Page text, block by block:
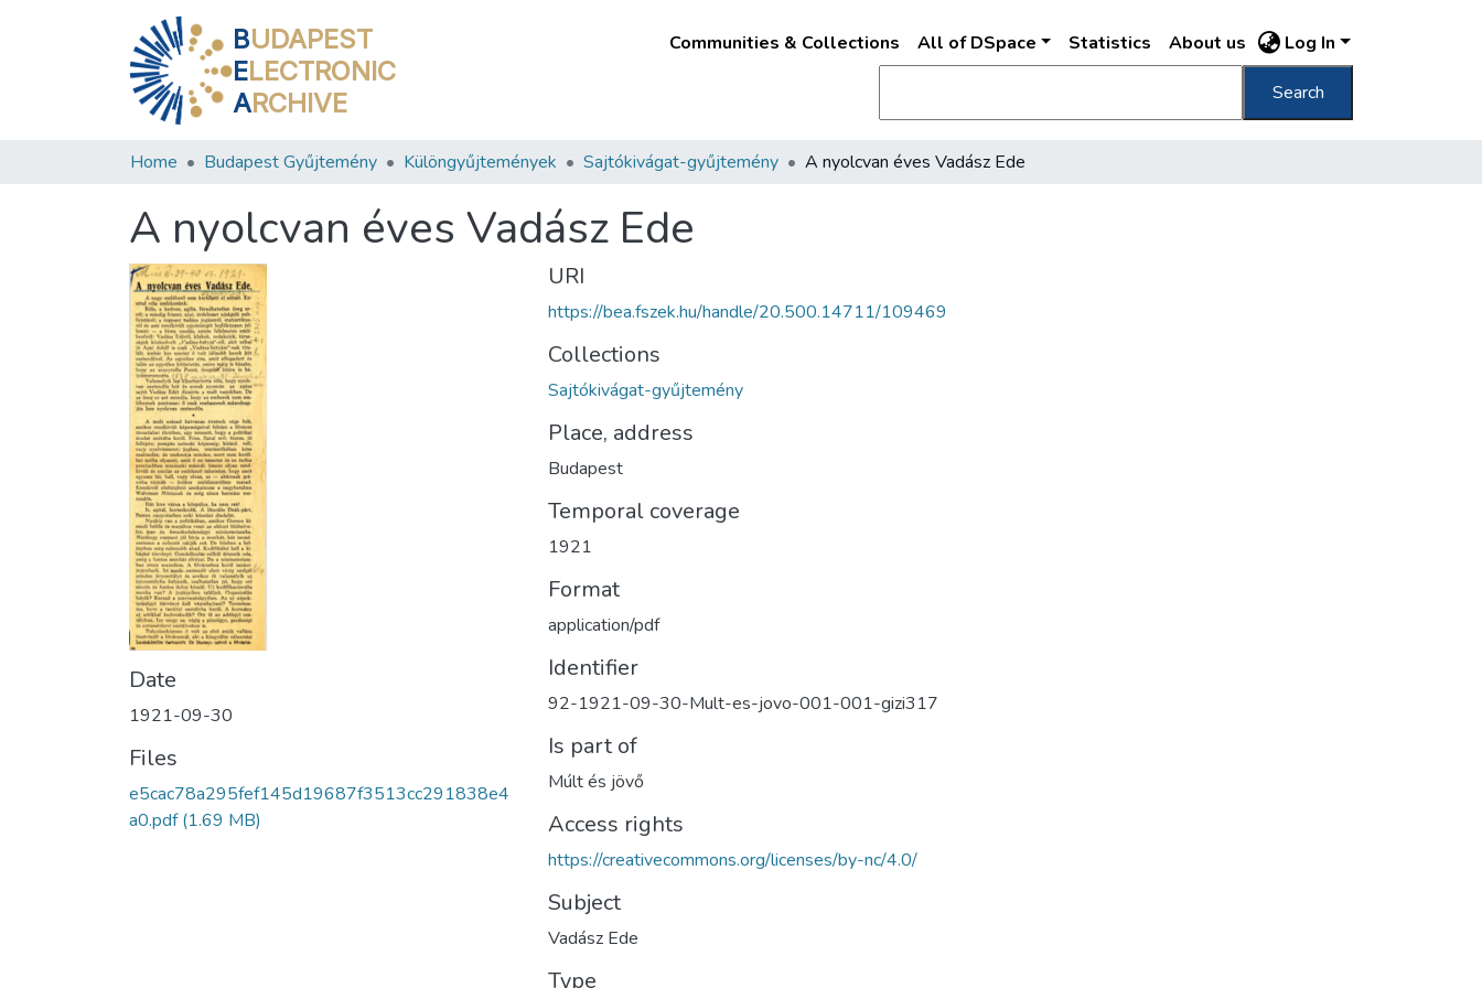
BUDAPEST
ELECTRONIC
ARCHIVE
Communities & Collections All of DSpace Statistics About us Log In
Search
Home Budapest Gyűjtemény Különgyűjtemények Sajtókivágat-gyűjtemény A nyolcvan éves Vadász Ede
A nyolcvan éves Vadász Ede
Date
1921-09-30
Files
e5cac78a295fef145d19687f3513cc291838e4
a0.pdf(1.69 MB)
URI
https://bea.fszek.hu/handle/20.500.14711/109469
Collections
Sajtókivágat-gyűjtemény
Place, address
Budapest
Temporal coverage
1921
Format
application/pdf
Identifier
92-1921-09-30-Mult-es-jovo-001-001-gizi317
Is part of
Múlt és jövő
Access rights
https://creativecommons.org/licenses/by-nc/4.0/
Subject
Vadász Ede
Type